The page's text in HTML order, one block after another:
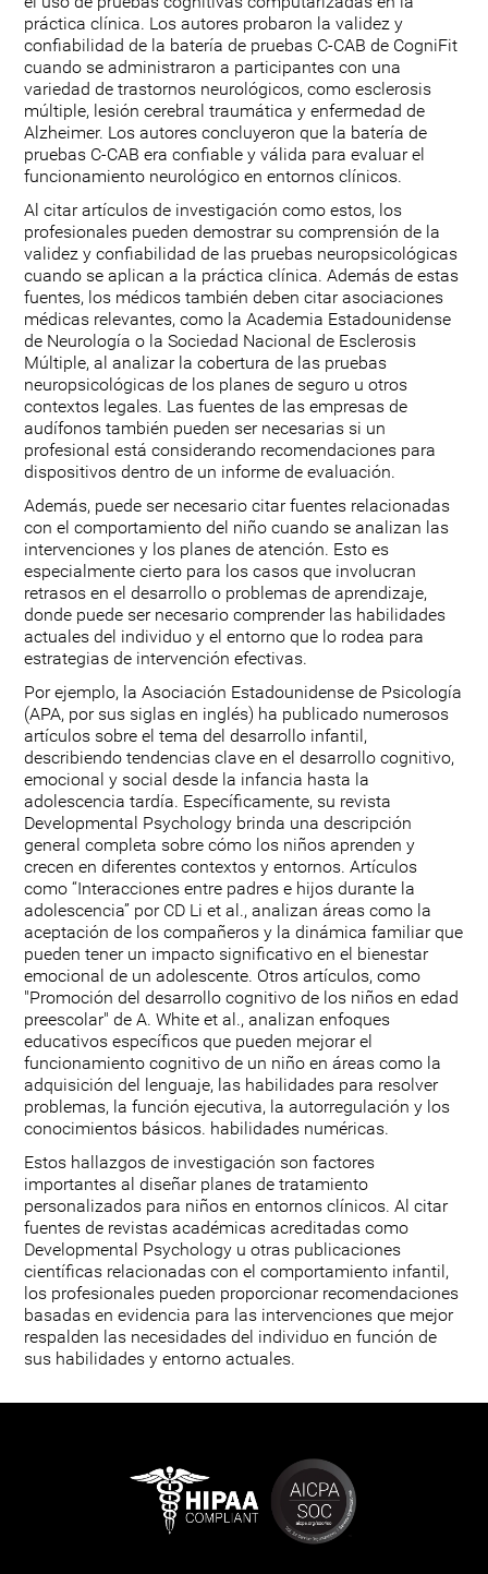
práctica clínica. Los autores probaron la validez y
confiabilidad de la batería de pruebas C-CAB de CogniFit
cuando se administraron a participantes con una
variedad de trastornos neurológicos, como esclerosis
múltiple, lesión cerebral traumática y enfermedad de
Alzheimer. Los autores concluyeron que la batería de
pruebas C-CAB era confiable y válida para evaluar el
funcionamiento neurológico en entornos clínicos.
Al citar artículos de investigación como estos, los
profesionales pueden demostrar su comprensión de la
validez y confiabilidad de las pruebas neuropsicológicas
cuando se aplican a la práctica clínica. Además de estas
fuentes, los médicos también deben citar asociaciones
médicas relevantes, como la Academia Estadounidense
de Neurología o la Sociedad Nacional de Esclerosis
Múltiple, al analizar la cobertura de las pruebas
neuropsicológicas de los planes de seguro u otros
contextos legales. Las fuentes de las empresas de
audífonos también pueden ser necesarias si un
profesional está considerando recomendaciones para
dispositivos dentro de un informe de evaluación.
Además, puede ser necesario citar fuentes relacionadas
con el comportamiento del niño cuando se analizan las
intervenciones y los planes de atención. Esto es
especialmente cierto para los casos que involucran
retrasos en el desarrollo o problemas de aprendizaje,
donde puede ser necesario comprender las habilidades
actuales del individuo y el entorno que lo rodea para
estrategias de intervención efectivas.
Por ejemplo, la Asociación Estadounidense de Psicología
(APA, por sus siglas en inglés) ha publicado numerosos
artículos sobre el tema del desarrollo infantil,
describiendo tendencias clave en el desarrollo cognitivo,
emocional y social desde la infancia hasta la
adolescencia tardía. Específicamente, su revista
Developmental Psychology brinda una descripción
general completa sobre cómo los niños aprenden y
crecen en diferentes contextos y entornos. Artículos
como “Interacciones entre padres e hijos durante la
adolescencia” por CD Li et al., analizan áreas como la
aceptación de los compañeros y la dinámica familiar que
pueden tener un impacto significativo en el bienestar
emocional de un adolescente. Otros artículos, como
"Promoción del desarrollo cognitivo de los niños en edad
preescolar" de A. White et al., analizan enfoques
educativos específicos que pueden mejorar el
funcionamiento cognitivo de un niño en áreas como la
adquisición del lenguaje, las habilidades para resolver
problemas, la función ejecutiva, la autorregulación y los
conocimientos básicos. habilidades numéricas.
Estos hallazgos de investigación son factores
importantes al diseñar planes de tratamiento
personalizados para niños en entornos clínicos. Al citar
fuentes de revistas académicas acreditadas como
Developmental Psychology u otras publicaciones
científicas relacionadas con el comportamiento infantil,
los profesionales pueden proporcionar recomendaciones
basadas en evidencia para las intervenciones que mejor
respalden las necesidades del individuo en función de
sus habilidades y entorno actuales.